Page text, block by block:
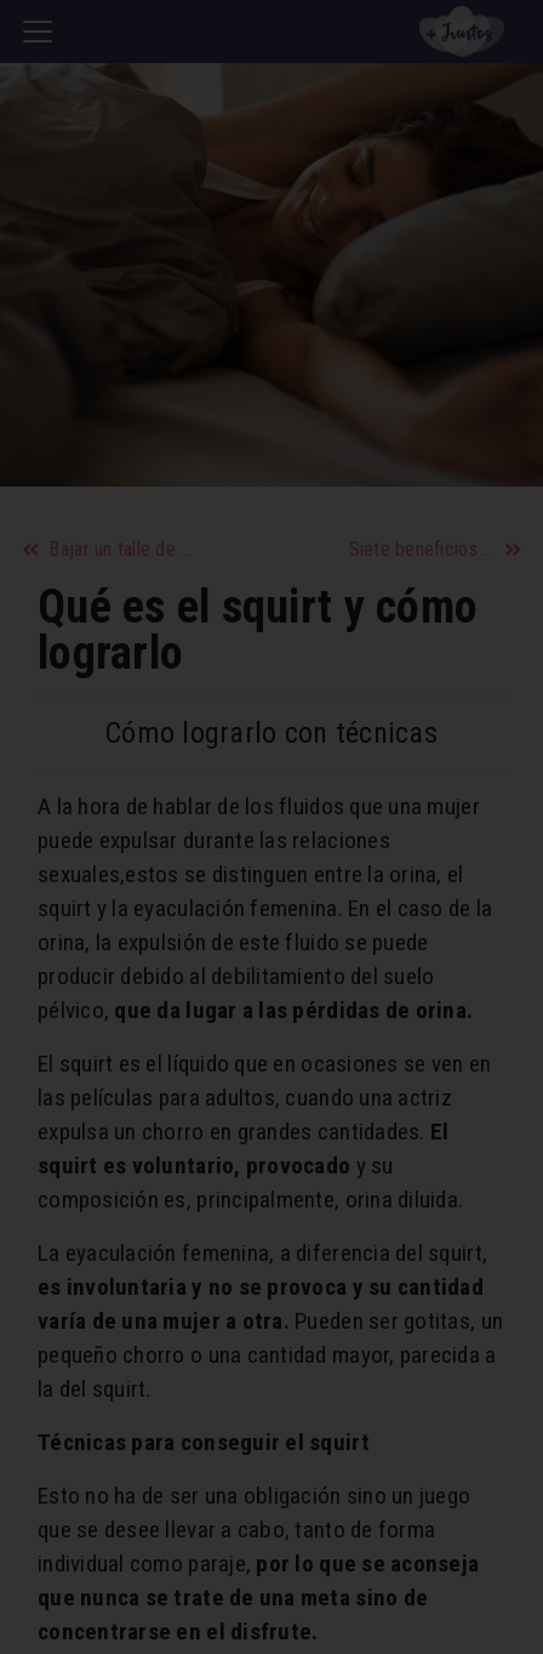
Bajar un talle de pantalón Siete beneficios de consumir zanahoria
Qué es el squirt y cómo
lograrlo
Cómo lograrlo con técnicas
A la hora de hablar de los fluidos que una mujer
puede expulsar durante las relaciones
sexuales,estos se distinguen entre la orina, el
squirt y la eyaculación femenina. En el caso de la
orina, la expulsión de este fluido se puede
producir debido al debilitamiento del suelo
pélvico, que da lugar a las pérdidas de orina.
El squirt es el líquido que en ocasiones se ven en
las películas para adultos, cuando una actriz
expulsa un chorro en grandes cantidades. El
squirt es voluntario, provocado y su
composición es, principalmente, orina diluida.
La eyaculación femenina, a diferencia del squirt,
es involuntaria y no se provoca y su cantidad
varía de una mujer a otra. Pueden ser gotitas, un
pequeño chorro o una cantidad mayor, parecida a
la del squirt.
Técnicas para conseguir el squirt
Esto no ha de ser una obligación sino un juego
que se desee llevar a cabo, tanto de forma
individual como paraje, por lo que se aconseja
que nunca se trate de una meta sino de
concentrarse en el disfrute.